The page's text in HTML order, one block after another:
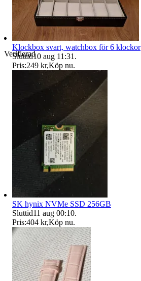
Verifierad
Klockbox svart, watchbox för 6 klockor
Sluttid10 aug 11:31 .
Pris:249 kr,Köp nu.
SK hynix NVMe SSD 256GB
Sluttid11 aug 00:10.
Pris:404 kr,Köp nu.